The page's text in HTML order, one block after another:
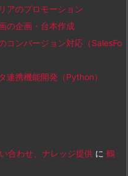
アのプロモーション
の企画・台本作成
コンバージョン対応（SalesFo
連携機能開発（Python）
合わせ、ナレッジ提供 に 鶴